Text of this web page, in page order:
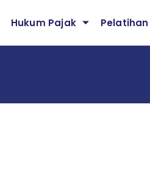
Hukum Pajak Pelatihan